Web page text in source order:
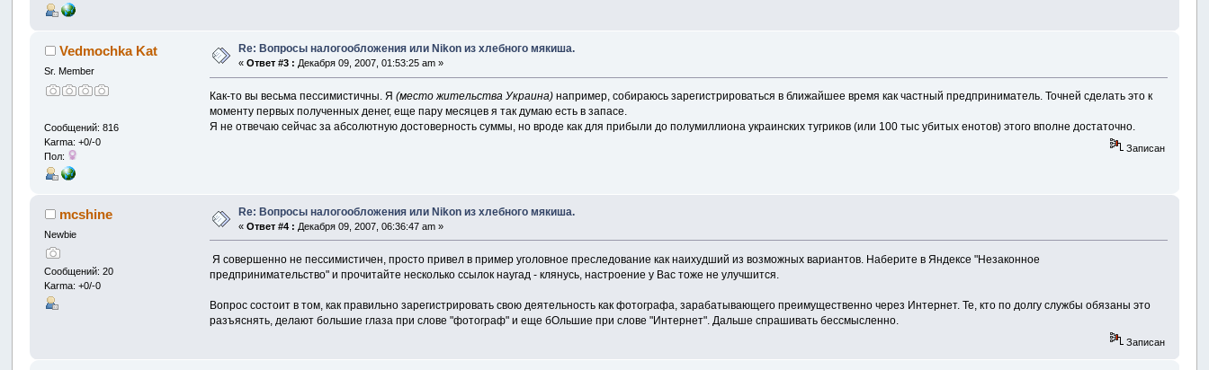
Vedmochka Kat
Sr. Member
Сообщений: 816
Karma: +0/-0
Пол:
Re: Вопросы налогообложения или Nikon из хлебного мякиша.
«Ответ #3 : Декабря 09, 2007, 01:53:25 am »
Как-то вы весьма пессимистичны. Я(место жительства Украина) например, собираюсь зарегистрироваться в ближайшее время как частный предприниматель. Точней сделать это к
моменту первых полученных денег, еще пару месяцев я так думаю есть в запасе.
Я не отвечаю сейчас за абсолютную достоверность суммы, но вроде как для прибыли до полумиллиона украинских тугриков (или 100 тыс убитых енотов) этого вполне достаточно.
Записан
mcshine
Newbie
Сообщений: 20
Karma: +0/-0
Re: Вопросы налогообложения или Nikon из хлебного мякиша.
«Ответ #4 : Декабря 09, 2007, 06:36:47 am »
Я совершенно не пессимистичен, просто привел в пример уголовное преследование как наихудший из возможных вариантов. Наберите в Яндексе "Незаконное
предпринимательство" и прочитайте несколько ссылок наугад - клянусь, настроение у Вас тоже не улучшится.
Вопрос состоит в том, как правильно зарегистрировать свою деятельность как фотографа, зарабатывающего преимущественно через Интернет. Те, кто по долгу службы обязаны это
разъяснять, делают большие глаза при слове "фотограф" и еще бОльшие при слове "Интернет". Дальше спрашивать бессмысленно.
Записан